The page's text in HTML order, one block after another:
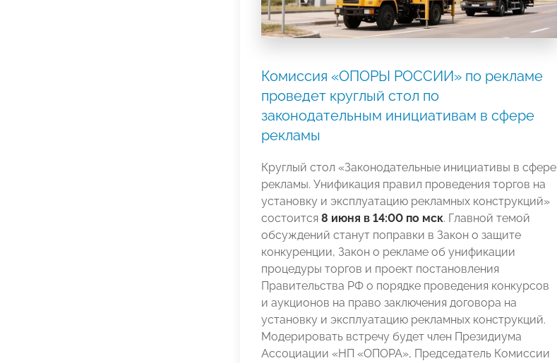
Комиссия «ОПОРЫ РОССИИ» по рекламе
проведет круглый стол по
законодательным инициативам в сфере
рекламы
Круглый стол «Законодательные инициативы в сфере
рекламы. Унификация правил проведения торгов на
установку и эксплуатацию рекламных конструкций»
состоится 8 июня в 14:00 по мск. Главной темой
обсуждений станут поправки в Закон о защите
конкуренции, Закон о рекламе об унификации
процедуры торгов и проект постановления
Правительства РФ о порядке проведения конкурсов
и аукционов на право заключения договора на
установку и эксплуатацию рекламных конструкций.
Модерировать встречу будет член Президиума
Ассоциации «НП «ОПОРА», Председатель Комиссии